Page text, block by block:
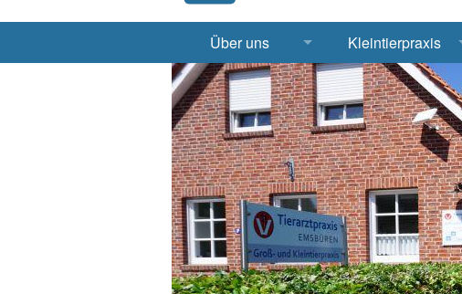
Über uns
Praxis
Apotheke
Labor
Notdienst
Jobs & Praktikum
Kleintierpraxis
Hund, Katze
Heimtiere
Röntgen